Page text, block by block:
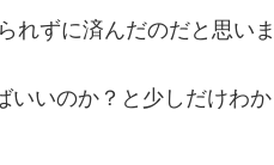
れずに済んだのだと思いま
いのか？と少しだけわ